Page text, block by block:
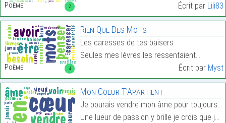
2
Poème:
Écrit par Lili83
4
Poème:
Rien Que Des Mots
Les caresses de tes baisers
Seules mes lèvres les ressentaient…
Écrit par Myst
Mon Coeur T’Apartient
Je pourais vendre mon âme pour toujours voir tes y
Une lueur de passion y brille je crois que jamais …